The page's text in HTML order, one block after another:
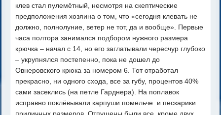
клев стал пулемётный, несмотря на скептические
предположения хозяина о том, что «сегодня клевать не
должно, полнолуние, ветер не тот, да и вообще». Первые
часа полтора занимался подбором нужного размера
крючка – начал с 14, но его заглатывали чересчур глубоко
– укрупнялся постепенно, пока не дошел до
Овнеровского крюка за номером 6. Тот отработал
прекрасно, ни одного схода, все за губу, процентов 40%
сами засеклись (на петле Гарднера). На поплавок
исправно поклёвывали карпуши помельче и пескарики